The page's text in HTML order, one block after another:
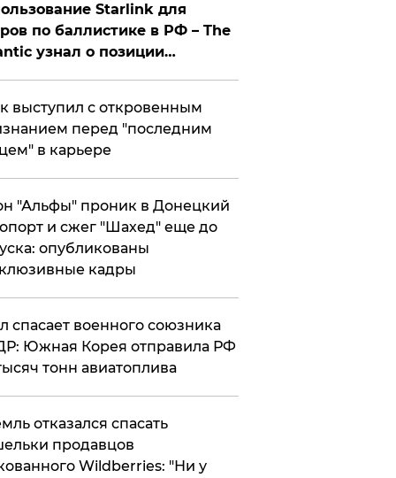
Starlink для
по баллистике в РФ – The
узнал о позиции
выступил с откровенным
перед "последним
в карьере
"Альфы" проник в Донецкий
и сжег "Шахед" еще до
опубликованы
кадры
спасает военного союзника
Южная Корея отправила РФ
тонн авиатоплива
отказался спасать
продавцов
Wildberries: "Ни у